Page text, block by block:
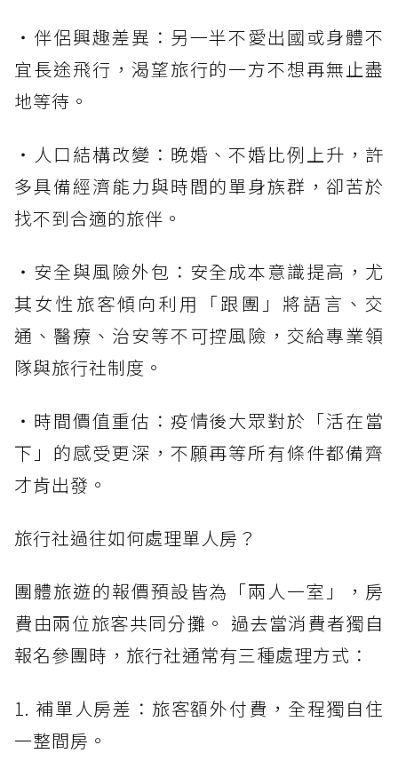
・伴侶興趣差異：另一半不愛出國或身體不
宜長途飛行，渴望旅行的一方不想再無止盡
地等待。
・人口結構改變：晚婚、不婚比例上升，許
多具備經濟能力與時間的單身族群，卻苦於
找不到合適的旅伴。
・安全與風險外包：安全成本意識提高，尤
其女性旅客傾向利用「跟團」將語言、交
通、醫療、治安等不可控風險，交給專業領
隊與旅行社制度。
・時間價值重估：疫情後大眾對於「活在當
下」的感受更深，不願再等所有條件都備齊
才肯出發。
旅行社過往如何處理單人房？
團體旅遊的報價預設皆為「兩人一室」，房
費由兩位旅客共同分攤。 過去當消費者獨自
報名參團時，旅行社通常有三種處理方式：
1. 補單人房差：旅客額外付費，全程獨自住
一整間房。